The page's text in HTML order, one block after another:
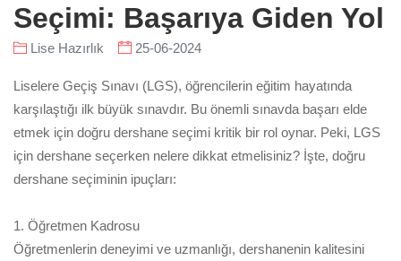
Seçimi: Başarıya Giden Yol
Lise Hazırlık 25-06-2024
Liselere Geçiş Sınavı (LGS), öğrencilerin eğitim hayatında
karşılaştığı ilk büyük sınavdır. Bu önemli sınavda başarı elde
etmek için doğru dershane seçimi kritik bir rol oynar. Peki, LGS
için dershane seçerken nelere dikkat etmelisiniz? İşte, doğru
dershane seçiminin ipuçları:
1. Öğretmen Kadrosu
Öğretmenlerin deneyimi ve uzmanlığı, dershanenin kalitesini